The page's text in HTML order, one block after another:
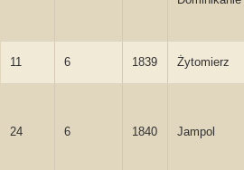
11 6 1839 Żytomierz
24 6 1840 Jampol